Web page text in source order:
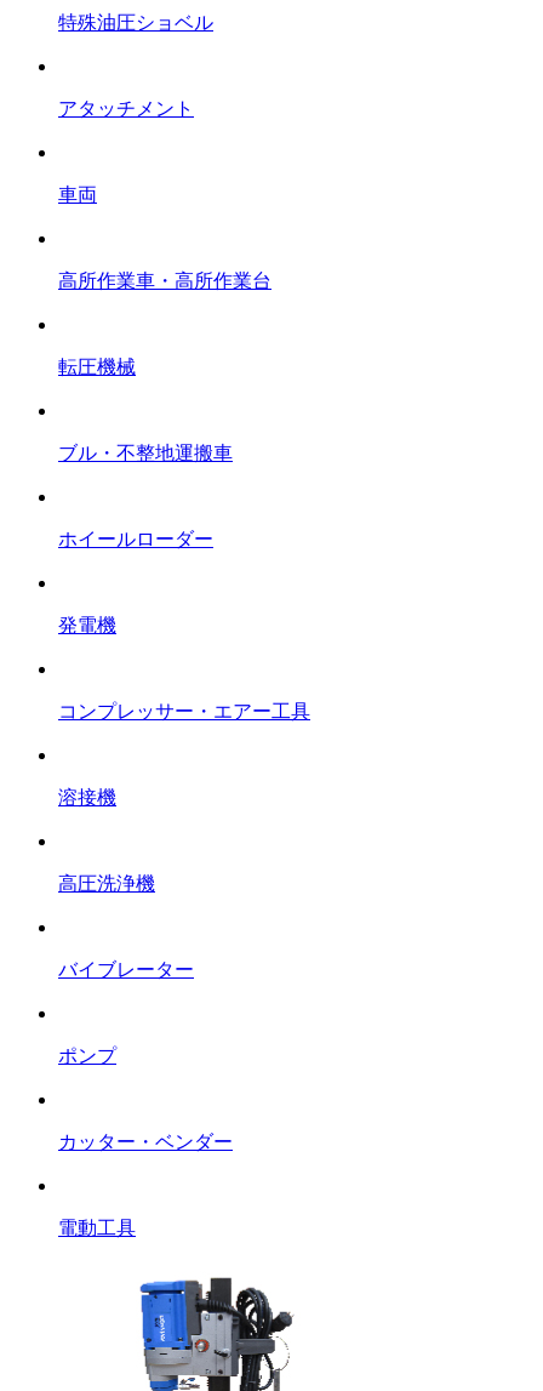
特殊油圧ショベル
アタッチメント
車両
高所作業車・高所作業台
転圧機械
ブル・不整地運搬車
ホイールローダー
発電機
コンプレッサー・エアー工具
溶接機
高圧洗浄機
バイブレーター
ポンプ
カッター・ベンダー
電動工具